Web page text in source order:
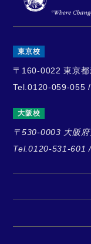
東京校
〒160-0022 東京
Tel.0120-059-055
大阪校
〒530-0003 大阪
Tel.0120-531-601